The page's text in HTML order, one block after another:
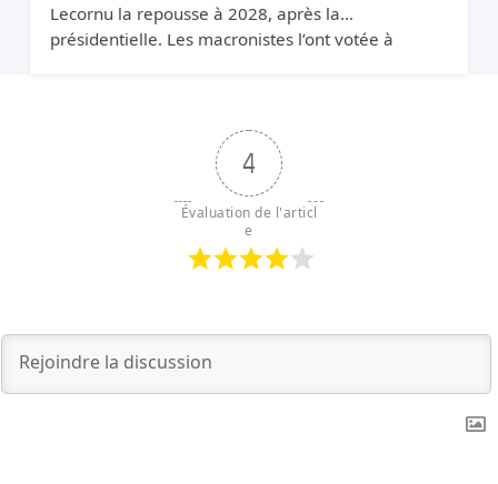
Lecornu la repousse à 2028, après la
présidentielle. Les macronistes l’ont votée à
4
Évaluation de l'articl
e